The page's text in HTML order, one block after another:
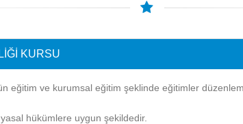
KURSU
eğitim ve kurumsal eğitim şeklinde eğitimler
hükümlere uygun şekildedir.